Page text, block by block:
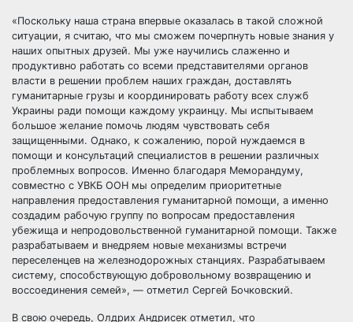
«Поскольку наша страна впервые оказалась в такой сложной
ситуации, я считаю, что мы сможем почерпнуть новые знания у
наших опытных друзей. Мы уже научились слаженно и
продуктивно работать со всеми представителями органов
власти в решении проблем наших граждан, доставлять
гуманитарные грузы и координировать работу всех служб
Украины ради помощи каждому украинцу. Мы испытываем
большое желание помочь людям чувствовать себя
защищенными. Однако, к сожалению, порой нуждаемся в
помощи и консультаций специалистов в решении различных
проблемных вопросов. Именно благодаря Меморандуму,
совместно с УВКБ ООН мы определим приоритетные
направления предоставления гуманитарной помощи, а именно
создадим рабочую группу по вопросам предоставления
убежища и непродовольственной гуманитарной помощи. Также
разрабатываем и внедряем новые механизмы встречи
переселенцев на железнодорожных станциях. Разрабатываем
систему, способствующую добровольному возвращению и
воссоединения семей», — отметил Сергей Бочковский.
В свою очередь, Олдрих Андрисек отметил, что